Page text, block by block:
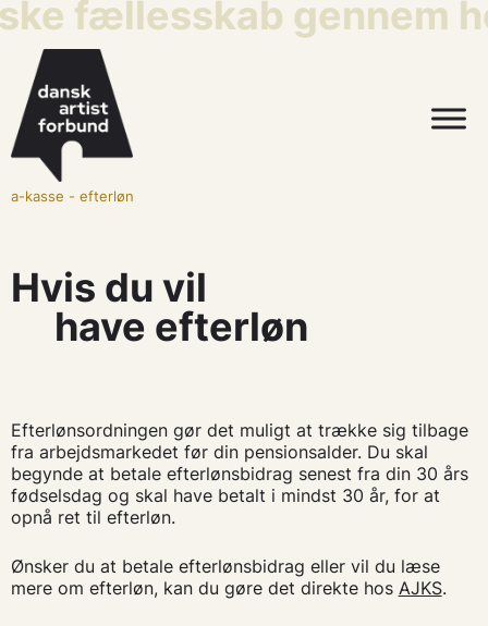
fællesskab gennem
a-kasse - efterløn
Hvis du vil
have efterløn
Efterlønsordningen gør det muligt at trække sig tilbage
fra arbejdsmarkedet før din pensionsalder. Du skal
begynde at betale efterlønsbidrag senest fra din 30 års
fødselsdag og skal have betalt i mindst 30 år, for at
opnå ret til efterløn.
Ønsker du at betale efterlønsbidrag eller vil du læse
mere om efterløn, kan du gøre det direkte hos AJKS.